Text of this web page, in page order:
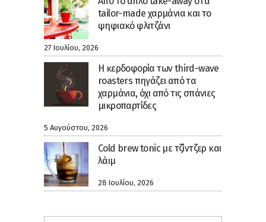
tailor-made χαρμάνια και το
ψηφιακό φλιτζάνι
27 Ιουλίου, 2026
Η κερδοφορία των third-wave
roasters πηγάζει από τα
χαρμάνια, όχι από τις σπάνιες
μικροπαρτίδες
5 Αυγούστου, 2026
Cold brew tonic με τζίντζερ και
λάιμ
28 Ιουλίου, 2026